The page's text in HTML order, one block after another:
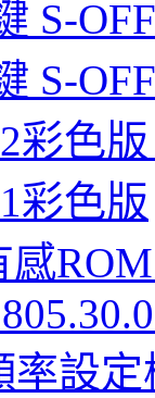
S-
S-
彩色
彩色版
感
率設定